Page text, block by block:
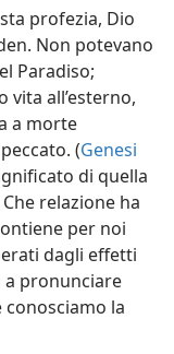
profezia, Dio
Non potevano
Paradiso;
all’esterno,
a morte
(Genesi
di quella
relazione ha
per noi
dagli effetti
a pronunciare
la